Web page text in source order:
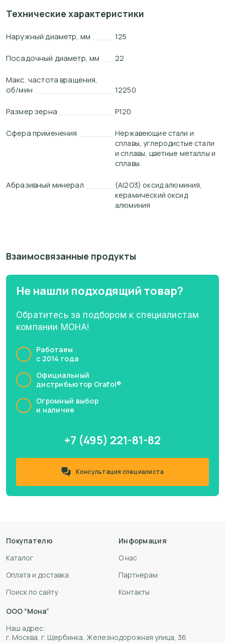
Технические характеристики
Наружный диаметр, мм 125
Посадочный диаметр, мм 22
Макс. частота вращения,
об/мин
12250
Размер зерна P120
Сфера применения
Нержавеющие стали и
сплавы, углеродистые стали
и сплавы, цветные металлы и
сплавы.
Абразивный минерал
(Al2O3) оксид алюминия,
керамический оксид
алюминия
Взаимосвязанные продукты
Не нашли подходящий товар?
Обратитесь за подбором к специалистам
компании МОНА!
Работаем
с 2014 года
Официальный
дистрибьютор Orafol®
Огромный выбор
и наличие
+7 (495) 221-81-82
Консультация специалиста
Покупателю
Каталог
Оплата и доставка
Поиск по сайту
Информация
О нас
Партнерам
Контакты
ООО “Мона”
Наш адрес:
г. Москва, г. Щербинка, Железнодорожная улица, 36